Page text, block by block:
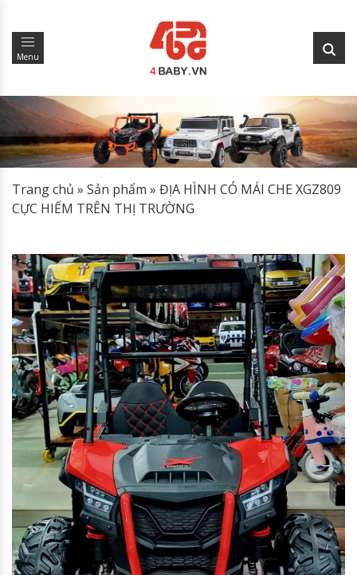
Menu
Trang chủ » Sản phẩm » ĐỊA HÌNH CÓ MÁI CHE XGZ809
CỰC HIẾM TRÊN THỊ TRƯỜNG